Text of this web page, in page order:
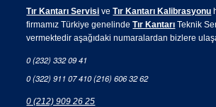
Tır Kantarı Servisi veTır Kantarı Kalibrasyonu
firmamız Türkiye genelindeTır Kantarı Teknik
vermektedir aşağıdaki numaralardan bizlere
0 (232) 332 09 41
0 (322) 911 07 410 (216) 606 32 62
0 (212) 909 26 25